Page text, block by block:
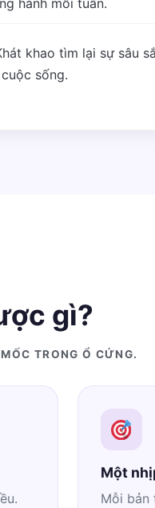
hành mỗi tuần.
khao tìm lại sự sâu
sống.
gì?
TRONG Ổ CỨNG.
Một
Mỗi bản